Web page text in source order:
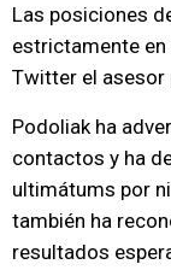
Las posiciones
estrictamente en
Twitter el asesor
Podoliak ha
contactos y ha
ultimátums por
también ha
resultados